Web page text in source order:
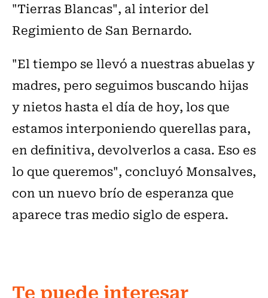
"Tierras Blancas", al interior del
Regimiento de San Bernardo.
"El tiempo se llevó a nuestras abuelas y
madres, pero seguimos buscando hijas
y nietos hasta el día de hoy, los que
estamos interponiendo querellas para,
en definitiva, devolverlos a casa. Eso es
lo que queremos", concluyó Monsalves,
con un nuevo brío de esperanza que
aparece tras medio siglo de espera.
Te puede interesar